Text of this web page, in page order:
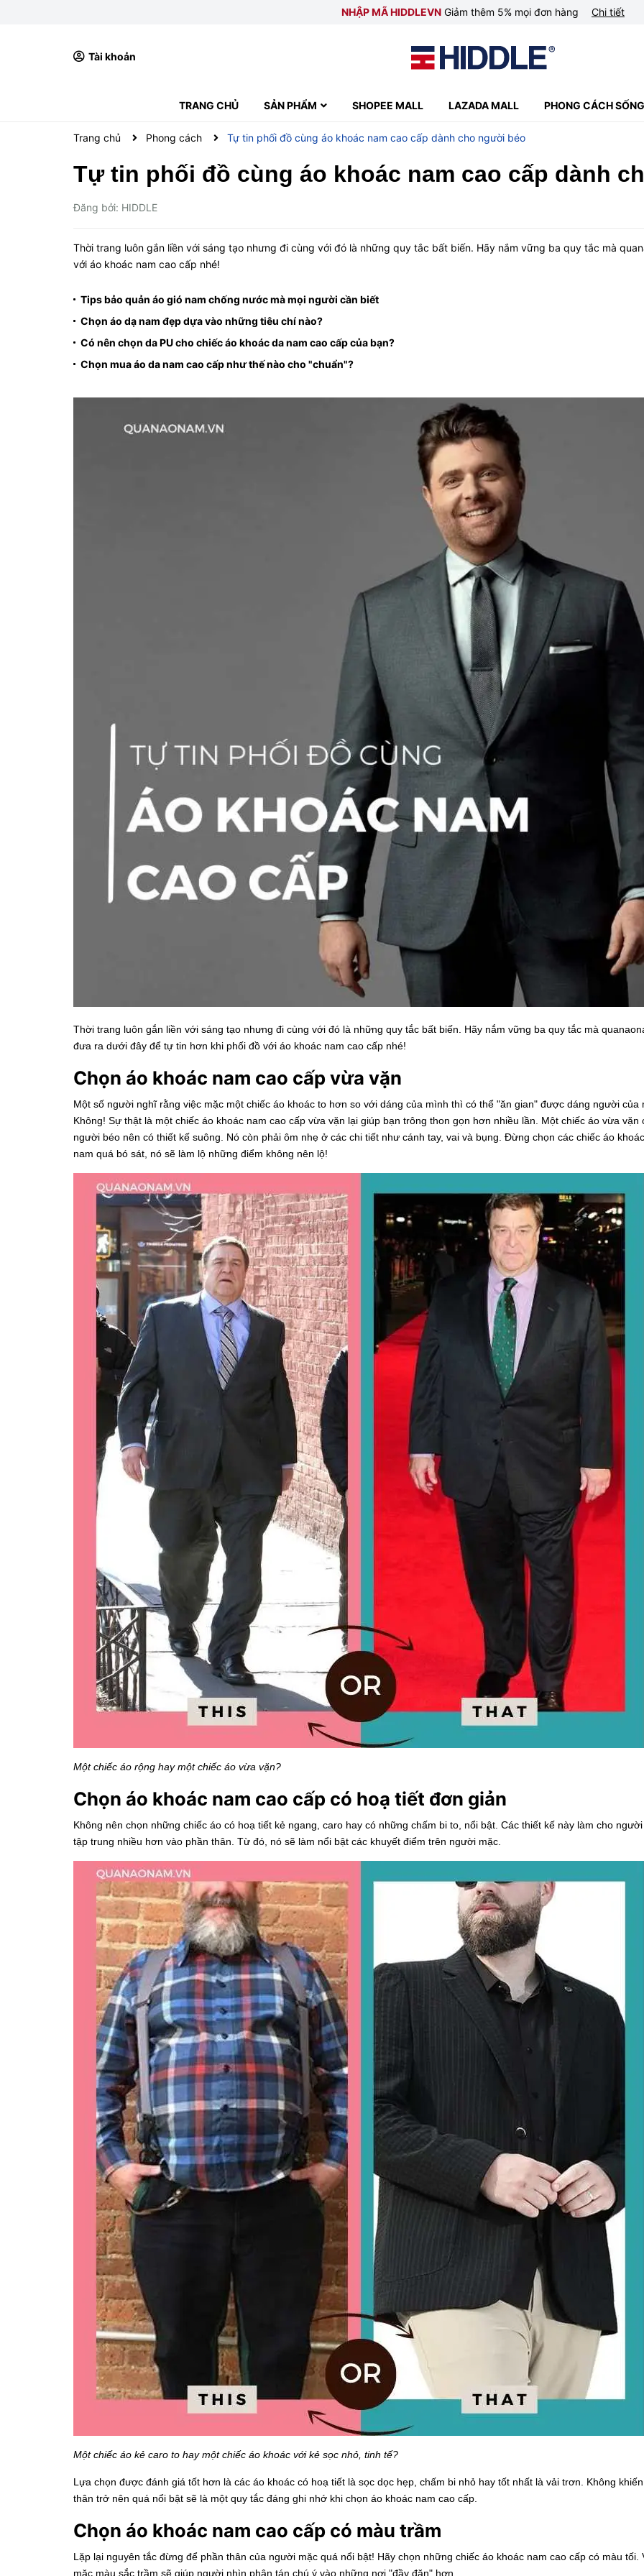
NHẬP MÃ HIDDLEVN Giảm thêm 5% mọi đơn hàng Chi tiết
Tài khoản
TRANG CHỦ SẢN PHẨM SHOPEE MALL LAZADA MALL PHONG CÁCH SỐNG
Trang chủ Phong cách Tự tin phối đồ cùng áo khoác nam cao cấp dành cho người béo
Tự tin phối đồ cùng áo khoác nam cao cấp dành
Đăng bởi: HIDDLE
Thời trang luôn gắn liền với sáng tạo nhưng đi cùng với đó là những quy tắc bất biến. Hãy nắm vững ba quy tắc mà
với áo khoác nam cao cấp nhé!
Tips bảo quản áo gió nam chống nước mà mọi người cần biết
Chọn áo dạ nam đẹp dựa vào những tiêu chí nào?
Có nên chọn da PU cho chiếc áo khoác da nam cao cấp của bạn?
Chọn mua áo da nam cao cấp như thế nào cho "chuẩn"?
Thời trang luôn gắn liền với sáng tạo nhưng đi cùng với đó là những quy tắc bất biến. Hãy nắm vững ba quy tắc mà
đưa ra dưới đây để tự tin hơn khi phối đồ với áo khoác nam cao cấp nhé!
Chọn áo khoác nam cao cấp vừa vặn
Một số người nghĩ rằng việc mặc một chiếc áo khoác to hơn so với dáng của mình thì có thể "ăn gian" được dáng người của
Không! Sự thật là một chiếc áo khoác nam cao cấp vừa vặn lại giúp bạn trông thon gọn hơn nhiều lần. Một chiếc áo vừa vặn
người béo nên có thiết kế suông. Nó còn phải ôm nhẹ ở các chi tiết như cánh tay, vai và bụng. Đừng chọn các chiếc áo khoác
nam quá bó sát, nó sẽ làm lộ những điểm không nên lộ!
Một chiếc áo rộng hay một chiếc áo vừa vặn?
Chọn áo khoác nam cao cấp có hoạ tiết đơn giản
Không nên chọn những chiếc áo có hoạ tiết kẻ ngang, caro hay có những chấm bi to, nổi bật. Các thiết kế này làm cho
tập trung nhiều hơn vào phần thân. Từ đó, nó sẽ làm nổi bật các khuyết điểm trên người mặc.
Một chiếc áo kẻ caro to hay một chiếc áo khoác với kẻ sọc nhỏ, tinh tế?
Lựa chọn được đánh giá tốt hơn là các áo khoác có hoạ tiết là sọc dọc hẹp, chấm bi nhỏ hay tốt nhất là vải trơn. Không
thân trở nên quá nổi bật sẽ là một quy tắc đáng ghi nhớ khi chọn áo khoác nam cao cấp
Chọn áo khoác nam cao cấp có màu trầm
Lặp lại nguyên tắc đừng để phần thân của người mặc quá nổi bật! Hãy chọn những chiếc áo khoác nam cao cấp có màu tối.
mặc màu sắc trầm sẽ giúp người nhìn phân tán chú ý vào những nơi "đầy đặn" hơn.